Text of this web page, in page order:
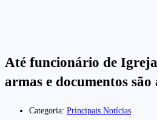
Até funcionário de
armas e documentos são
Categoria: Principais Notícias